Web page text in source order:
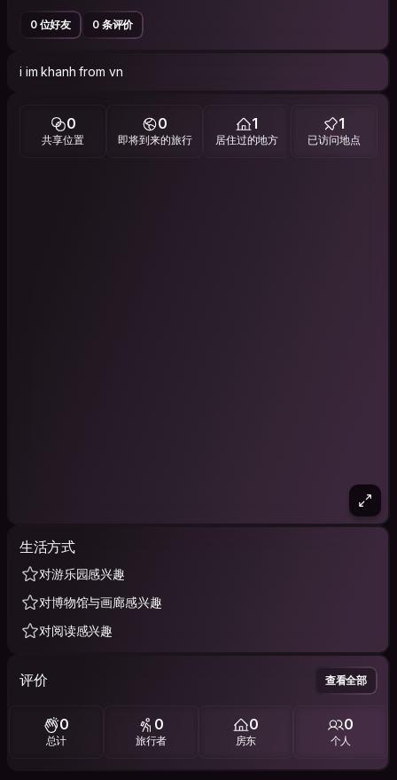
0 位好友 0 条评价
i im khanh from vn
0
共享位置
0
即将到来的旅行
1
居住过的地方
1
已访问地点
生活方式
对游乐园感兴趣
对博物馆与画廊感兴趣
对阅读感兴趣
评价 查看全部
0
总计
0
旅行者
0
房东
0
个人